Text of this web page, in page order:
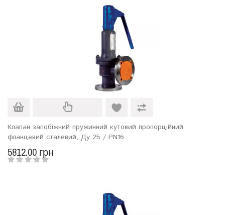
Клапан запобіжний пружинний кутовий пропорційний
фланцевий сталевий, Ду 25 / PN16
5812.00 грн